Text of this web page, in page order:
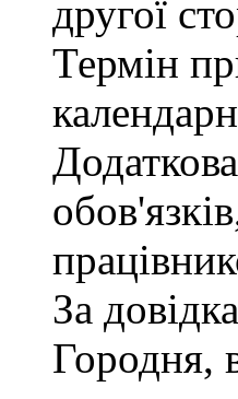
другої
Термін
За
Городня,